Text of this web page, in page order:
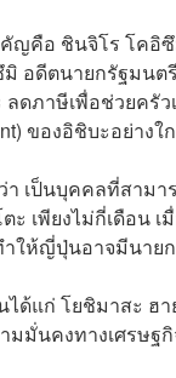
คือ ชินจิโร โคอิซึ
อดีตนายกรัฐมนต
ลดภาษีเพื่อช่วยค
ของอิชิบะอย่างใ
เป็นบุคคลที่สามา
ะ เพียงไม่กี่เดือน
ำให้ญี่ปุ่นอาจมีนา
ด้แก่ โยชิมาสะ ฮ
มมั่นคงทางเศรษฐ